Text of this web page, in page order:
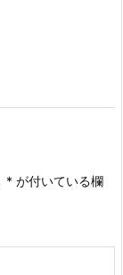
* が付いている欄